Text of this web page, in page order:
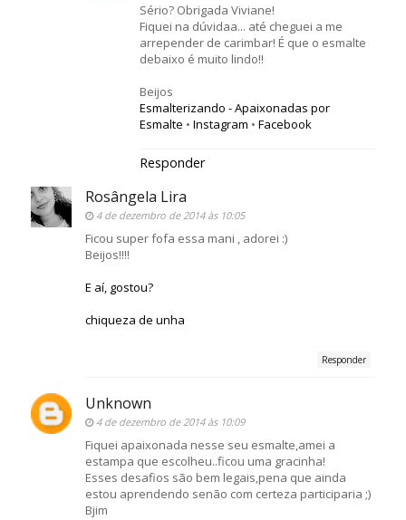
Sério? Obrigada Viviane!
Fiquei na dúvidaa... até cheguei a me
arrepender de carimbar! É que o esmalte
debaixo é muito lindo!!
Beijos
Esmalterizando - Apaixonadas por
Esmalte • Instagram • Facebook
Responder
Rosângela Lira
4 de dezembro de 2014 às 10:05
Ficou super fofa essa mani , adorei :)
Beijos!!!!
E aí, gostou?
chiqueza de unha
Responder
Unknown
4 de dezembro de 2014 às 10:09
Fiquei apaixonada nesse seu esmalte,amei a
estampa que escolheu..ficou uma gracinha!
Esses desafios são bem legais,pena que ainda
estou aprendendo senão com certeza participaria ;)
Bjim